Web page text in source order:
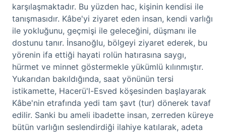
karşılaşmaktadır. Bu yüzden hac, kişinin kendisi ile
tanışmasıdır. Kâbe'yi ziyaret eden insan, kendi varlığı
ile yokluğunu, geçmişi ile geleceğini, düşmanı ile
dostunu tanır. İnsanoğlu, bölgeyi ziyaret ederek, bu
yörenin ifa ettiği hayati rolün hatırasına saygı,
hürmet ve minnet göstermekle yükümlü kılınmıştır.
Yukarıdan bakıldığında, saat yönünün tersi
istikamette, Hacerü'l-Esved köşesinden başlayarak
Kâbe'nin etrafında yedi tam şavt (tur) dönerek tavaf
edilir. Sanki bu ameli ibadette insan, zerreden küreye
bütün varlığın seslendirdiği ilahiye katılarak, adeta